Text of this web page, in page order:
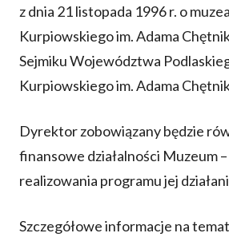
z dnia 21 listopada 1996 r. o
Kurpiowskiego im. Adama
Sejmiku Województwa
Kurpiowskiego im. Adama
Dyrektor zobowiązany będzie
finansowe działalności Muzeum
realizowania programu jej
Szczegółowe informacje na